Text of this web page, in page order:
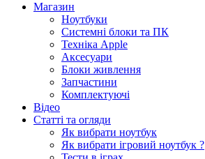
Магазин
Ноутбуки
Системні блоки та ПК
Техніка Apple
Аксесуари
Блоки живлення
Запчастини
Комплектуючі
Відео
Статті та огляди
Як вибрати ноутбук
Як вибрати ігровий ноутбук ?